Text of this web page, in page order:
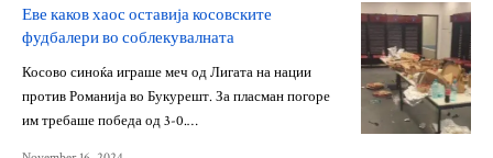
Еве каков хаос оставија косовските
фудбалери во соблекувалната
Косово синоќа играше меч од Лигата на нации
против Романија во Букурешт. За пласман погоре
им требаше победа од 3-0.…